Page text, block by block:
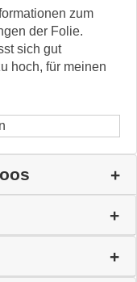
zum
der Folie.
sich gut
hoch, für meinen